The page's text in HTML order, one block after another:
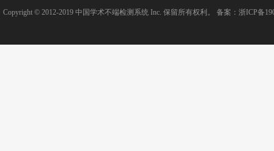
Copyright © 2012-2019 中国学术不端检测系统 Inc. 保留所有权利。 备案： 浙ICP备